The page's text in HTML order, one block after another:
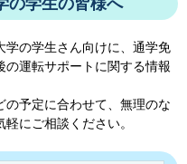
学の学生さん向けに、通学免
運転サポートに関する情報
予定に合わせて、無理のな
にご相談ください。